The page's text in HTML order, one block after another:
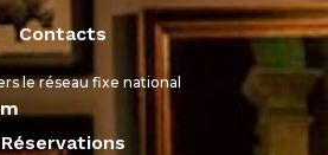
Contacts
le réseau fixe national
Réservations